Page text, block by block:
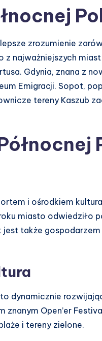
zrozumienie
najważniejszych
Gdynia, znana z
Emigracji. Sopot,
tereny Kaszub
i ośrodkiem
miasto odwiedziło
także
dynamicznie
Open’er
i tereny zielone.